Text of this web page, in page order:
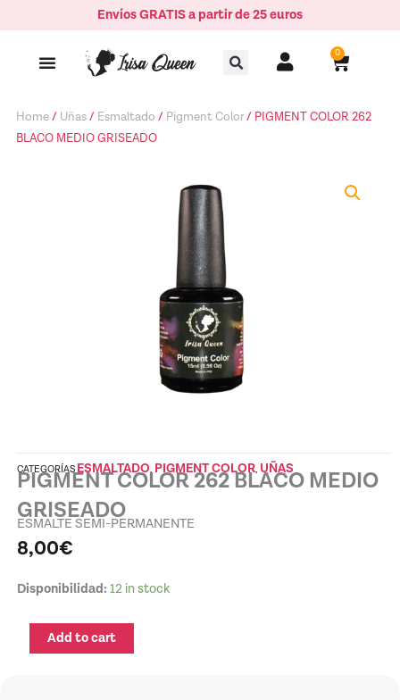
al
Envíos GRATIS a partir de 25 euros
Buscar 0
Carrito
Home/ Uñas/ Esmaltado / Pigment Color/ PIGMENT COLOR 262
BLACO MEDIO GRISEADO
CATEGORÍASESMALTADO, PIGMENT COLOR, UÑAS
PIGMENT COLOR 262 BLACO MEDIO
GRISEADO
ESMALTE SEMI-PERMANENTE
8,00€
Disponibilidad: 12 in stock
PIGMENT
BLACO
Add to cart
GRISEADO